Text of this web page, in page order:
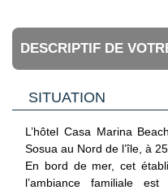
DESCRIPTIF DE
SITUATION
L’hôtel Casa Marina
Sosua au Nord de l’île, à
En bord de mer, cet
l’ambiance familiale